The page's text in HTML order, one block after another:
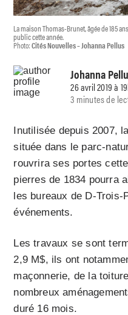
La maison Thomas-Brunet, âgée de 185
public cette année.
Photo:Cités Nouvelles – Johanna Pellus
Johanna
26 avril 2019 à
3 minutes de
Inutilisée depuis 2007,
située dans le parc-
rouvrira ses portes
pierres de 1834 pourra
les bureaux de D-Trois-
événements.
Les travaux se sont
2,9 M$, ils ont
maçonnerie, de la
nombreux
duré 16 mois.